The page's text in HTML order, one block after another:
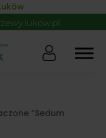
“Sedum